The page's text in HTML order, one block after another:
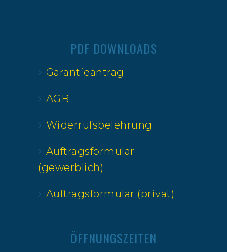
PDF DOWNLOADS
Garantieantrag
AGB
Widerrufsbelehrung
Auftragsformular
(gewerblich)
Auftragsformular (privat)
ÖFFNUNGSZEITEN